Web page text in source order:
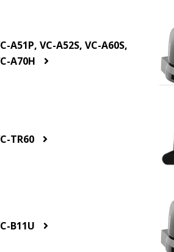
A51P, VC-A52S, VC-A60S,
A70H
TR60
B11U